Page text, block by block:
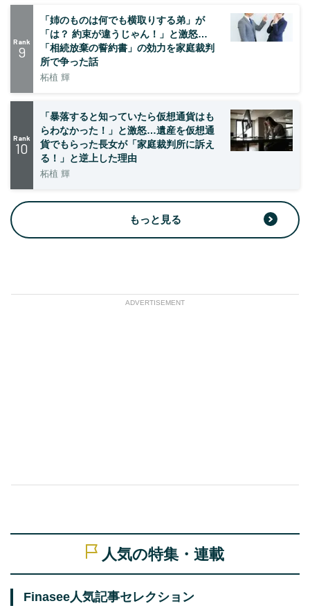
Rank
9
「姉のものは何でも横取りする弟」が
「は？ 約束が違うじゃん！」と激怒…
「相続放棄の誓約書」の効力を家庭裁判
所で争った話
柘植 輝
Rank
10
「暴落すると知っていたら仮想通貨はも
らわなかった！」と激怒…遺産を仮想通
貨でもらった長女が「家庭裁判所に訴え
る！」と逆上した理由
柘植 輝
もっと見る
ADVERTISEMENT
人気の特集・連載
Finasee人気記事セレクション